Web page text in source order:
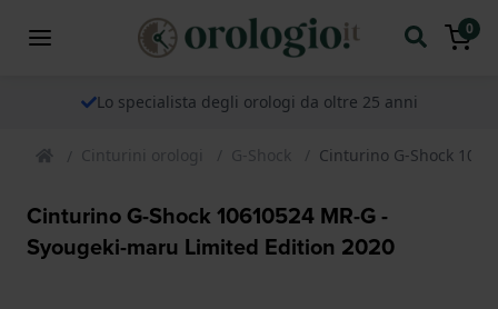
0
Lo specialista degli orologi da oltre 25 anni
Cinturini orologi G-Shock Cinturino G-Shock
Cinturino G-Shock 10610524 MR-G -
Syougeki-maru Limited Edition 2020